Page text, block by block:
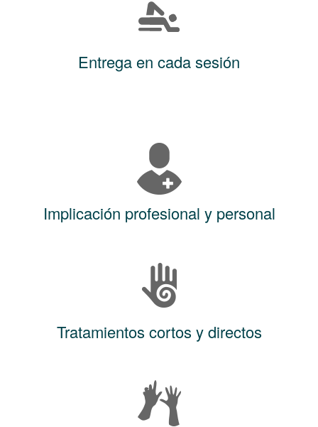
Entrega en cada sesión
Implicación profesional y personal
Tratamientos cortos y directos